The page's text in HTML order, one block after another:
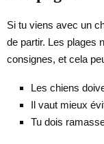
Si tu viens avec un
de partir. Les plages
consignes, et cela
Les chiens
Il vaut mieux
Tu dois